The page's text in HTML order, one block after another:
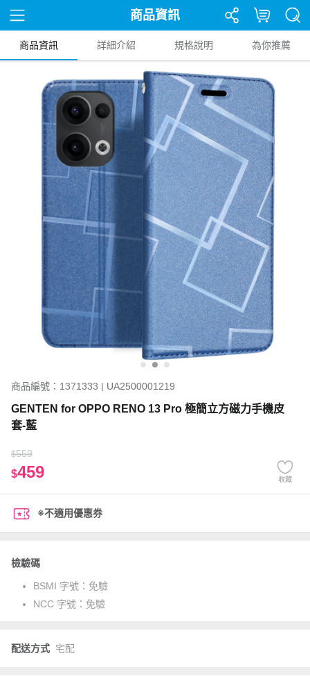
商品資訊
商品資訊 詳細介紹 規格說明 為你推薦
商品編號：1371333 | UA2500001219
GENTEN for OPPO RENO 13 Pro 極簡立方磁力手機皮
套-藍
$559
$459 收藏
※不適用優惠券
檢驗碼
BSMI 字號： 免驗
NCC 字號： 免驗
配送方式 宅配